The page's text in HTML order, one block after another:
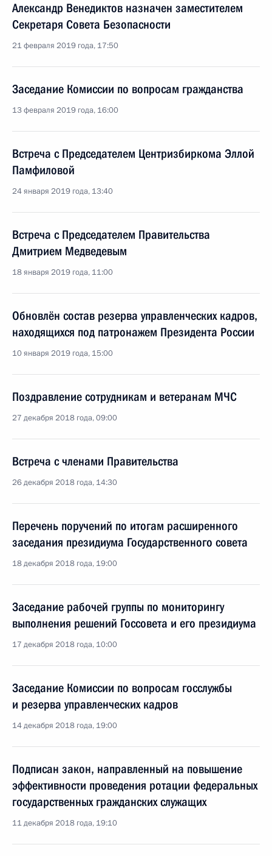
Александр Венедиктов назначен заместителем
Секретаря Совета Безопасности
21 февраля 2019 года, 17:50
Заседание Комиссии по вопросам гражданства
13 февраля 2019 года, 16:00
Встреча с Председателем Центризбиркома Эллой
Памфиловой
24 января 2019 года, 13:40
Встреча с Председателем Правительства
Дмитрием Медведевым
18 января 2019 года, 11:00
Обновлён состав резерва управленческих кадров,
находящихся под патронажем Президента России
10 января 2019 года, 15:00
Поздравление сотрудникам и ветеранам МЧС
27 декабря 2018 года, 09:00
Встреча с членами Правительства
26 декабря 2018 года, 14:30
Перечень поручений по итогам расширенного
заседания президиума Государственного совета
18 декабря 2018 года, 19:00
Заседание рабочей группы по мониторингу
выполнения решений Госсовета и его президиума
17 декабря 2018 года, 10:00
Заседание Комиссии по вопросам госслужбы
и резерва управленческих кадров
14 декабря 2018 года, 19:00
Подписан закон, направленный на повышение
эффективности проведения ротации федеральных
государственных гражданских служащих
11 декабря 2018 года, 19:10